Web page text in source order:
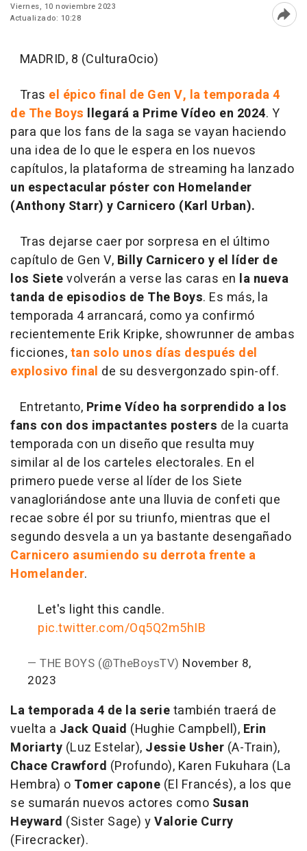
Viernes, 10 noviembre 2023
Actualizado: 10:28
MADRID, 8 (CulturaOcio)
Tras el épico final de Gen V, la temporada 4
de The Boys llegará a Prime Vídeo en 2024. Y
para que los fans de la saga se vayan haciendo
una idea de lo que le espera en los nuevos
capítulos, la plataforma de streaming ha lanzado
un espectacular póster con Homelander
(Anthony Starr) y Carnicero (Karl Urban).
Tras dejarse caer por sorpresa en el último
capítulo de Gen V, Billy Carnicero y el líder de
los Sietevolverán a verse las caras en la nueva
tanda de episodios de The Boys. Es más, la
temporada 4 arrancará, como ya confirmó
recientemente Erik Kripke, showrunner de ambas
ficciones,tan solo unos días después del
explosivo final de su desvergonzado spin-off.
Entretanto, Prime Vídeo ha sorprendido a los
fans con dos impactantes posters de la cuarta
temporada con un diseño que resulta muy
similar al de los carteles electorales. En el
primero puede verse al líder de los Siete
vanagloriándose ante una lluvia de confeti que
recae sobre él por su triunfo, mientras que el
segundo desvela a un ya bastante desengañado
Carnicero asumiendo su derrota frente a
Homelander.
Let's light this candle.
pic.twitter.com/Oq5Q2m5hIB
— THE BOYS (@TheBoysTV) November 8,
2023
La temporada 4 de la serietambién traerá de
vuelta a Jack Quaid (Hughie Campbell), Erin
Moriarty (Luz Estelar), Jessie Usher (A-Train),
Chace Crawford (Profundo), Karen Fukuhara (La
Hembra) o Tomer capone (El Francés), a los que
se sumarán nuevos actores como Susan
Heyward (Sister Sage) yValorie Curry
(Firecracker).